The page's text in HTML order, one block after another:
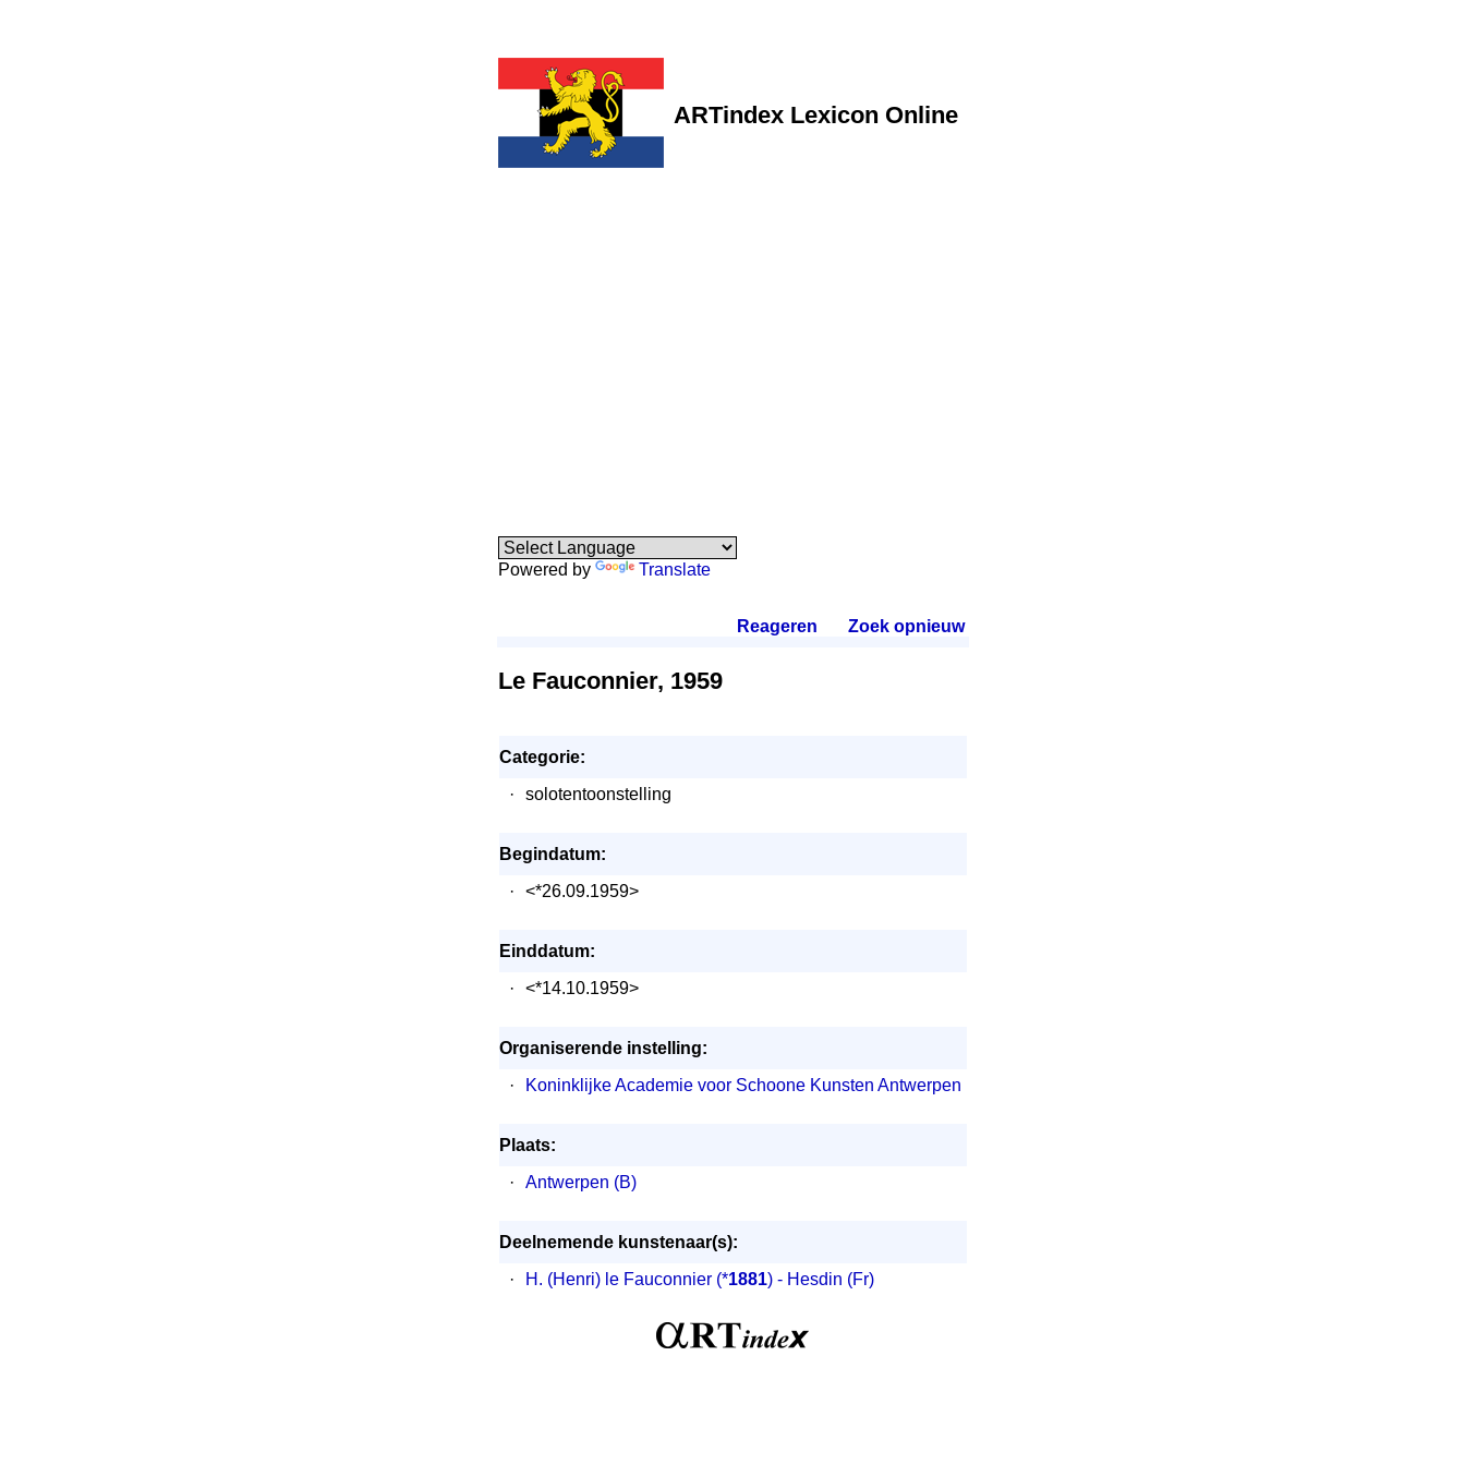
ARTindex Lexicon Online
Powered by Translate
Reageren Zoek opnieuw.
Le Fauconnier, 1959
Categorie:
·
solotentoonstelling
Begindatum:
·
<*26.09.1959>
Einddatum:
·
<*14.10.1959>
Organiserende instelling:
·
Koninklijke Academie voor Schoone Kunsten Antwerpen
Plaats:
·
Antwerpen (B)
Deelnemende kunstenaar(s):
·
H. (Henri) le Fauconnier (*1881) - Hesdin (Fr)